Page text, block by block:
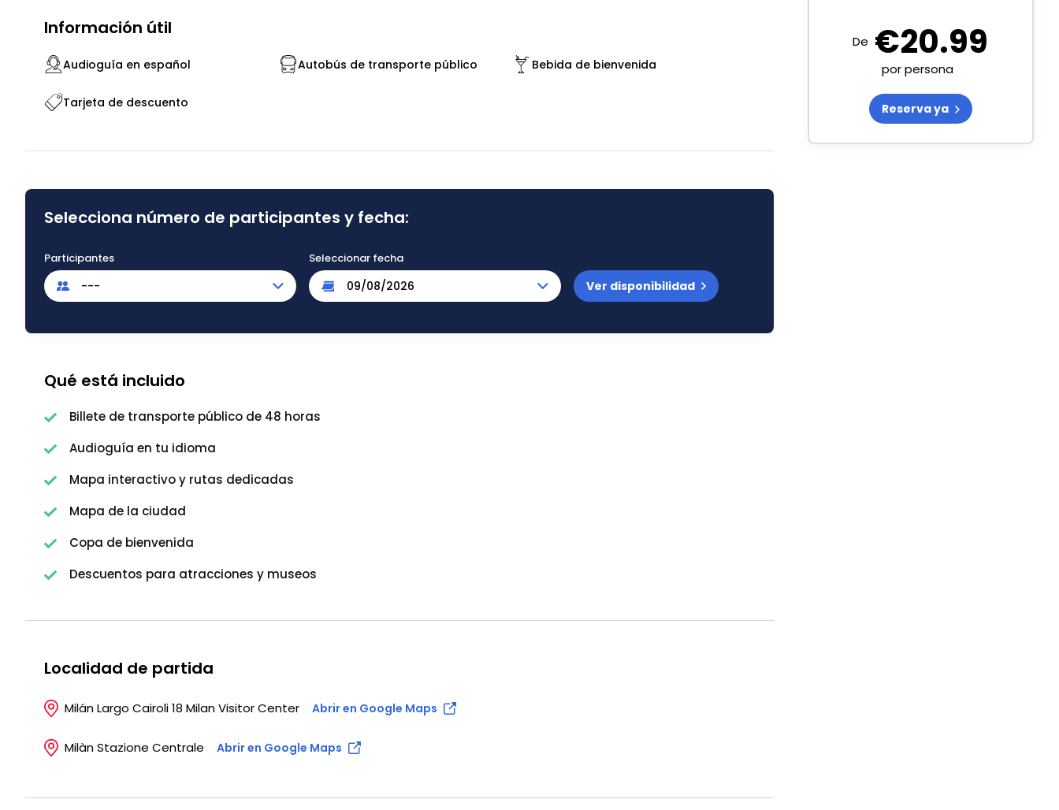
Información útil
Audioguía en español Autobús de transporte público Bebida de bienvenida
Tarjeta de descuento
Selecciona número de participantes y fecha:
Participantes
---
Seleccionar fecha
Ver disponibilidad
Qué está incluido
Billete de transporte público de 48 horas
Audioguía en tu idioma
Mapa interactivo y rutas dedicadas
Mapa de la ciudad
Copa de bienvenida
Descuentos para atracciones y museos
Localidad de partida
Milán Largo Cairoli 18 Milan Visitor Center Abrir en Google Maps
Milàn Stazione Centrale Abrir en Google Maps
De €20.99
por persona
Reserva ya